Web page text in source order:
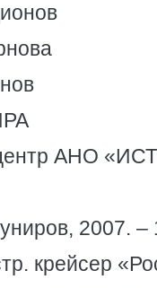
АНО
2007. –
крейсер